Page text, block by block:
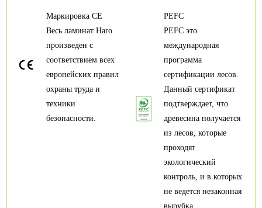
Маркировка CE
Весь ламинат Haro
произведен с
соответствием всех
европейских правил
охраны труда и
техники
безопасности.
PEFC
PEFC это
международная
программа
сертификации лесов.
Данный сертификат
подтверждает, что
древесина получается
из лесов, которые
проходят
экологический
контроль, и в которых
не ведется незаконная
вырубка.